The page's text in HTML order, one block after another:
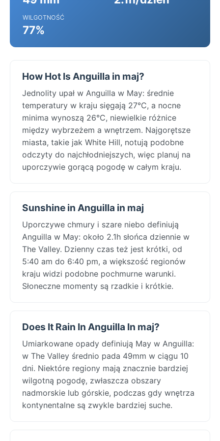
WILGOTNOŚĆ
77%
How Hot Is Anguilla in maj?
Jednolity upał w Anguilla w May: średnie
temperatury w kraju sięgają 27°C, a nocne
minima wynoszą 26°C, niewielkie różnice
między wybrzeżem a wnętrzem. Najgorętsze
miasta, takie jak White Hill, notują podobne
odczyty do najchłodniejszych, więc planuj na
uporczywie gorącą pogodę w całym kraju.
Sunshine in Anguilla in maj
Uporczywe chmury i szare niebo definiują
Anguilla w May: około 2.1h słońca dziennie w
The Valley. Dzienny czas też jest krótki, od
5:40 am do 6:40 pm, a większość regionów
kraju widzi podobne pochmurne warunki.
Słoneczne momenty są rzadkie i krótkie.
Does It Rain In Anguilla In maj?
Umiarkowane opady definiują May w Anguilla:
w The Valley średnio pada 49mm w ciągu 10
dni. Niektóre regiony mają znacznie bardziej
wilgotną pogodę, zwłaszcza obszary
nadmorskie lub górskie, podczas gdy wnętrza
kontynentalne są zwykle bardziej suche.